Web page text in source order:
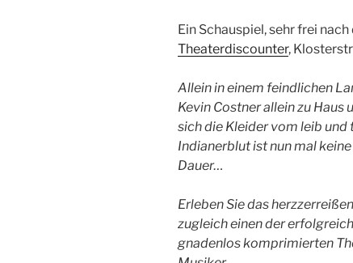
Ein Schauspiel, sehr frei
Theaterdiscounter,
Allein in einem feindlichen
Kevin Costner allein zu Haus
sich die Kleider vom leib und
Indianerblut ist nun mal
Dauer…
Erleben Sie das
zugleich einen der
gnadenlos komprimierten